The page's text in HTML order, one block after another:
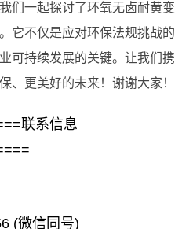
们一起探讨了环氧无卤耐黄变
它不仅是应对环保法规挑战的
可持续发展的关键。让我们携
、更美好的未来！谢谢大家！
联系信息
(微信同号)